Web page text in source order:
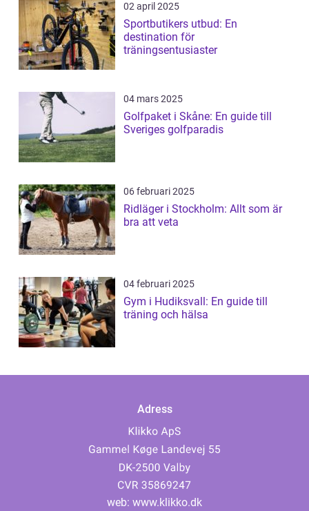
02 april 2025
Sportbutikers utbud: En
destination för
träningsentusiaster
04 mars 2025
Golfpaket i Skåne: En guide till
Sveriges golfparadis
06 februari 2025
Ridläger i Stockholm: Allt som är
bra att veta
04 februari 2025
Gym i Hudiksvall: En guide till
träning och hälsa
Adress
web: www.klikko.dk